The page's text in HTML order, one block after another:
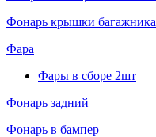
Фонарь крышки багажника
Фара
Фары в сборе 2шт
Фонарь задний
Фонарь в бампер